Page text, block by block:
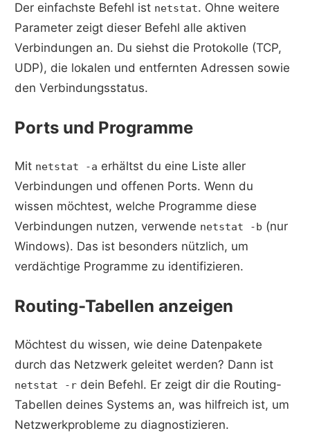
Der einfachste Befehl ist netstat. Ohne weitere
Parameter zeigt dieser Befehl alle aktiven
Verbindungen an. Du siehst die Protokolle (TCP,
UDP), die lokalen und entfernten Adressen sowie
den Verbindungsstatus.
Ports und Programme
Mit netstat -a erhältst du eine Liste aller
Verbindungen und offenen Ports. Wenn du
wissen möchtest, welche Programme diese
Verbindungen nutzen, verwende netstat -b (nur
Windows). Das ist besonders nützlich, um
verdächtige Programme zu identifizieren.
Routing-Tabellen anzeigen
Möchtest du wissen, wie deine Datenpakete
durch das Netzwerk geleitet werden? Dann ist
netstat -r dein Befehl. Er zeigt dir die Routing-
Tabellen deines Systems an, was hilfreich ist, um
Netzwerkprobleme zu diagnostizieren.